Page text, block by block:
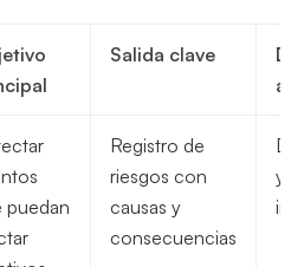
Salida clave
puedan
Registro de
riesgos con
causas y
consecuencias
y